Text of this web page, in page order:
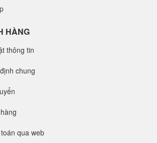
HÀNG
thông tin
chung
qua web